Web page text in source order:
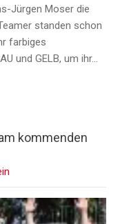
Jürgen Moser die
standen schon
farbiges
und GELB, um ihr…
kommenden